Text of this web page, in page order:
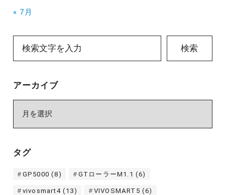
« 7月
検索
アーカイブ
ブ
タグ
GP5000 (8) GTローラーM1.1 (6)
vivosmart4(13) VIVOSMART5 (6)